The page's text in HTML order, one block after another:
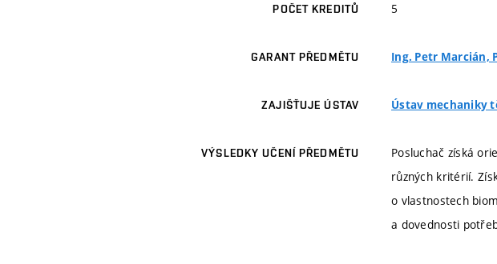
POČET KREDITŮ 5
GARANT PŘEDMĚTU Ing. Petr Marcián,
ZAJIŠŤUJE ÚSTAV Ústav mechaniky
VÝSLEDKY UČENÍ PŘEDMĚTU
Posluchač získá
různých kritérií.
o vlastnostech
a dovednosti